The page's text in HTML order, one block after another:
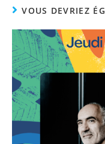
VOUS DEVRIEZ